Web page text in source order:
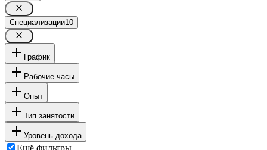
Специализации10
График
Рабочие часы
Опыт
Тип занятости
Уровень дохода
Ещё фильтры